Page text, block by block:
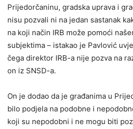
Prijedorčaninu, gradska uprava i
nisu pozvali ni na jedan sastanak
na koji način IRB može pomoći
subjektima – istakao je Pavlović
čega direktor IRB-a nije pozva na
on iz SNSD-a.
On je dodao da je građanima u
bilo podjela na podobne i
koji su nepodobni i ne mogu biti